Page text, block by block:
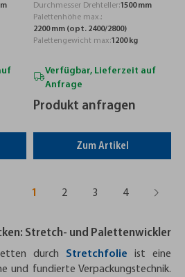
Durchmesser Drehteller:1500 mm
Palettenhöhe max.:
2200 mm (opt. 2400/2800)
Palettengewicht max:1200 kg
Verfügbar, Lieferzeit auf
Anfrage
Produkt anfragen
Zum Artikel
1 2 3 4
Stretch- und Palettenwickler
durch Stretchfolie ist eine
und fundierte Verpackungstechnik.